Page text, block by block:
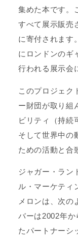
集めた本です。
すべて展示販売
に寄付されます
にロンドンのギ
行われる展示会
このプロジェク
ー財団が取り組
ビリティ（持続
そして世界中の
ための活動と合
ジャガー・ラン
ル・マーケティ
メロンは、次の
バーは2002年か
たパートナーシ